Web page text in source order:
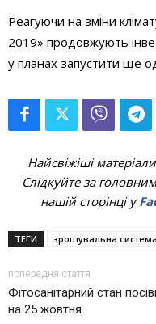
Реагуючи на зміни
2019» продовжують
у планах запустити ще
Найсвіжіші
Слідкуйте за
нашій сторінці у
ТЕГИ зрошувальна система
попередня стаття
Фітосанітарний стан
на 25 жовтня